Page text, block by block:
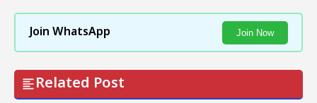
Join WhatsApp Join Now
Related Post